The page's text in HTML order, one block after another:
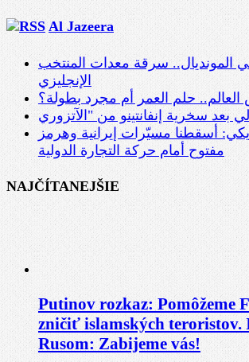
Al Jazeera
المونديال.. سرقة معدات المنتخب
الإنجليزي
العالم.. حلم العمر أم مجرد بطولة؟
أسقطنا مسيّرات إيرانية وهرمز
مفتوح أمام حركة التجارة الدولية
NAJČÍTANEJŠIE
Putinov rozkaz: Pomôžeme
zničiť islamských teroristov.
Rusom: Zabijeme vás!